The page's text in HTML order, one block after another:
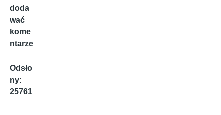
doda
wać
kome
ntarze
Odsło
ny:
25761